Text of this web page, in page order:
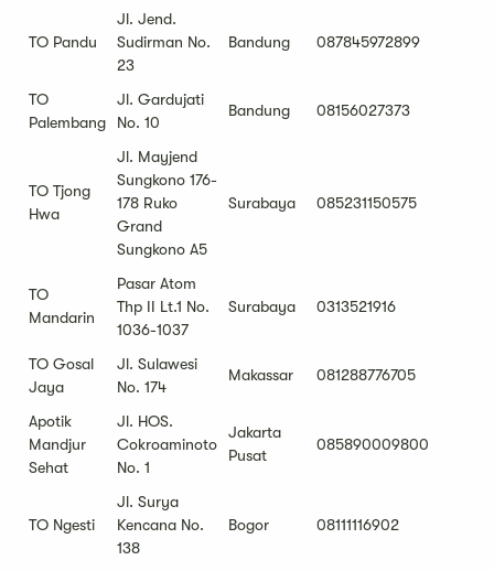
TO Pandu
Jl. Jend.
Sudirman No.
23
Bandung 087845972899
TO
Palembang
Jl. Gardujati
No. 10
Bandung 08156027373
TO Tjong
Hwa
Jl. Mayjend
Sungkono 176-
178 Ruko
Grand
Sungkono A5
Surabaya 085231150575
TO
Mandarin
Pasar Atom
Thp II Lt.1 No.
1036-1037
Surabaya 0313521916
TO Gosal
Jaya
Jl. Sulawesi
No. 174
Makassar 081288776705
Apotik
Mandjur
Sehat
Jl. HOS.
Cokroaminoto
No. 1
Jakarta
Pusat
085890009800
TO Ngesti
Jl. Surya
Kencana No.
138
Bogor 08111116902